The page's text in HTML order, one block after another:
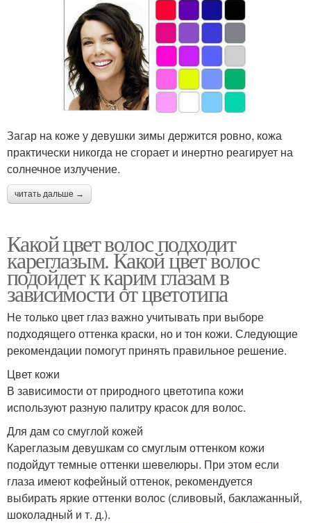
Загар на коже у девушки зимы держится ровно, кожа
практически никогда не сгорает и инертно реагирует на
солнечное излучение.
читать дальше →
Какой цвет волос подходит
кареглазым. Какой цвет волос
подойдет к карим глазам в
зависимости от цветотипа
Не только цвет глаз важно учитывать при выборе
подходящего оттенка краски, но и тон кожи. Следующие
рекомендации помогут принять правильное решение.
Цвет кожи
В зависимости от природного цветотипа кожи
используют разную палитру красок для волос.
Для дам со смуглой кожей
Кареглазым девушкам со смуглым оттенком кожи
подойдут темные оттенки шевелюры. При этом если
глаза имеют кофейный оттенок, рекомендуется
выбирать яркие оттенки волос (сливовый, баклажанный,
шоколадный и т. д.).